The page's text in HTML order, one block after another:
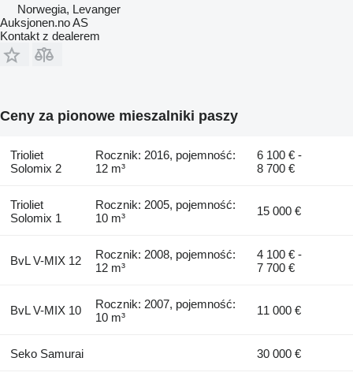
Norwegia, Levanger
Auksjonen.no AS
Kontakt z dealerem
Ceny za pionowe mieszalniki paszy
Trioliet
Solomix 2
Rocznik: 2016, pojemność:
12 m³
6 100 € -
8 700 €
Trioliet
Solomix 1
Rocznik: 2005, pojemność:
10 m³
15 000 €
BvL V-MIX 12
Rocznik: 2008, pojemność:
12 m³
4 100 € -
7 700 €
BvL V-MIX 10
Rocznik: 2007, pojemność:
10 m³
11 000 €
Seko Samurai 30 000 €